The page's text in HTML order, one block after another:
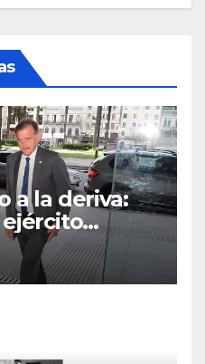
a la deriva:
dos